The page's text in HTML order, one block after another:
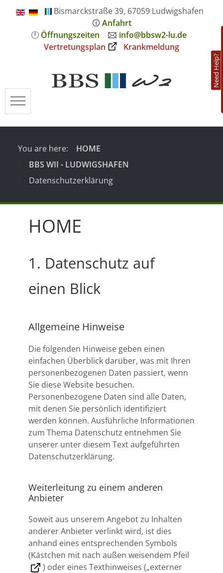
Bismarckstraße 39, 67059 Ludwigshafen
🛈Anfahrt
🕛 Öffnungszeiten 🖂 info@bbsw2-lu.de
Vertretungsplan
Krankmeldung
Need Help?
Mobile Menu Toggle
You are here:
HOME
BBS WII - LUDWIGSHAFEN
Datenschutzerklärung
HOME
1. Datenschutz auf
einen Blick
Allgemeine Hinweise
Die folgenden Hinweise geben einen
einfachen Überblick darüber, was mit Ihren
personenbezogenen Daten passiert, wenn
Sie diese Website besuchen.
Personenbezogene Daten sind alle Daten,
mit denen Sie persönlich identifiziert
werden können. Ausführliche Informationen
zum Thema Datenschutz entnehmen Sie
unserer unter diesem Text aufgeführten
Datenschutzerklärung.
Weiterleitung zu einem anderen
Anbieter
Soweit aus unserem Angebot zu Inhalten
anderer Anbieter verlinkt wird, ist dies
anhand eines entsprechenden Symbols
(Kästchen mit nach außen weisendem Pfeil
) oder eines Texthinweises („externer